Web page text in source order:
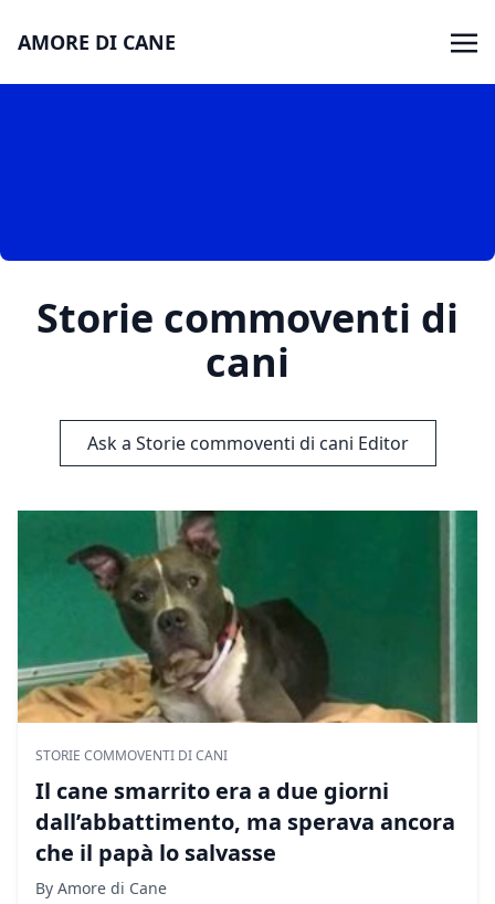
AMORE DI CANE
Storie commoventi di
cani
Ask a Storie commoventi di cani Editor
STORIE COMMOVENTI DI CANI
Il cane smarrito era a due giorni
dall’abbattimento, ma sperava ancora
che il papà lo salvasse
By Amore di Cane